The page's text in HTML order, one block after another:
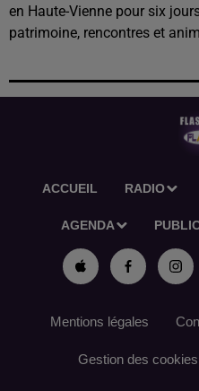
en Haute-Vienne pour six
patrimoine, rencontres et
ACCUEIL RADIO
AGENDA
Mentions légales
Gestion des cookies